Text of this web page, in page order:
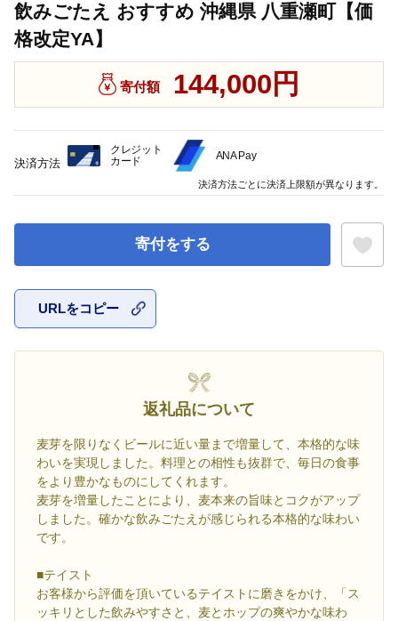
飲みごたえ おすすめ 沖縄県 八重瀬町【価
格改定YA】
寄付額 144,000円
寄付をする
URLをコピー
返礼品について
麦芽を限りなくビールに近い量まで増量して、本格的な味
わいを実現しました。料理との相性も抜群で、毎日の食事
をより豊かなものにしてくれます。
麦芽を増量したことにより、麦本来の旨味とコクがアップ
しました。確かな飲みごたえが感じられる本格的な味わい
です。
■テイスト
お客様から評価を頂いているテイストに磨きをかけ、「ス
ッキリとした飲みやすさと、麦とホップの爽やかな味わ
決済方法
クレジット
カード
ANA Pay
決済方法ごとに決済上限額が異なります。